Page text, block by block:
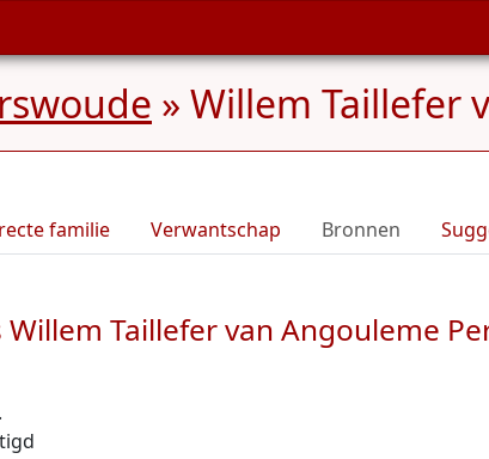
» Willem Taillefer
familie Verwantschap Bronnen
Taillefer van Angouleme
.